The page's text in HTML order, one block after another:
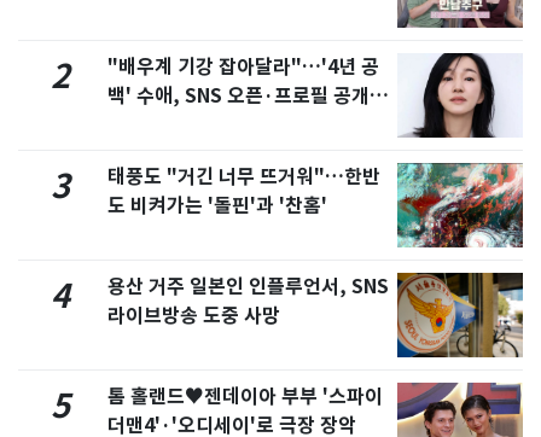
2
"배우계 기강 잡아달라"…'4년 공
백' 수애, SNS 오픈·프로필 공개
3
태풍도 "거긴 너무 뜨거워"…한반
도 비켜가는 '돌핀'과 '찬홈'
4
용산 거주 일본인 인플루언서, SNS
라이브방송 도중 사망
5
톰 홀랜드♥젠데이아 부부 '스파이
더맨4'·'오디세이'로 극장 장악